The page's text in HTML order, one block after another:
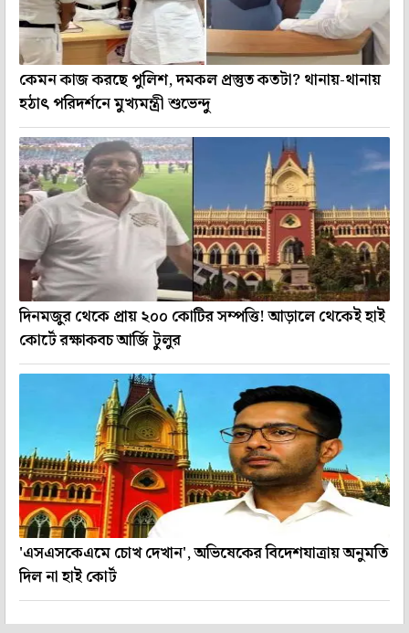
কেমন কাজ করছে পুলিশ, দমকল প্রস্তুত কতটা? থানায়-থানায়
হঠাৎ পরিদর্শনে মুখ্যমন্ত্রী শুভেন্দু
দিনমজুর থেকে প্রায় ২০০ কোটির সম্পত্তি! আড়ালে থেকেই হাই
কোর্টে রক্ষাকবচ আর্জি টুলুর
'এসএসকেএমে চোখ দেখান', অভিষেকের বিদেশযাত্রায় অনুমতি
দিল না হাই কোর্ট